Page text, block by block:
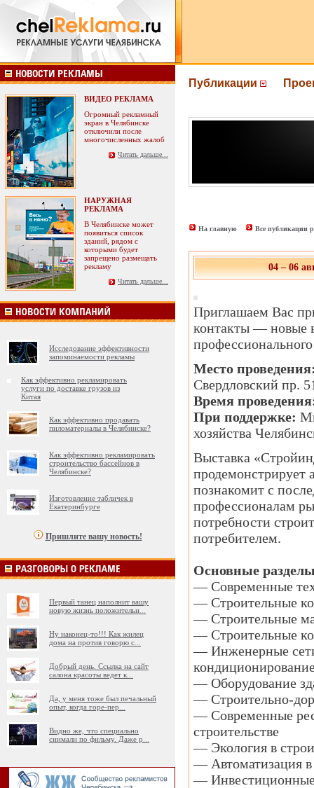
ВИДЕО РЕКЛАМА
Огромный рекламный
экран в Челябинске
отключили после
многочисленных жалоб
Читать дальше...
НАРУЖНАЯ
РЕКЛАМА
В Челябинске может
появиться список
зданий, рядом с
которыми будет
запрещено размещать
рекламу
Читать дальше...
Исследование эффективности
запоминаемости рекламы
Как эффективно рекламировать
услуги по доставке грузов из
Китая
Как эффективно продавать
пиломатериалы в Челябинске?
Как эффективно рекламировать
строительство бассейнов в
Челябинске?
Изготовление табличек в
Екатеринбурге
Пришлите вашу новость!
Первый танец наполнит вашу
новую жизнь положительн
Ну наконец-то!!! Как жилец
дома на против говорю с
Добрый день. Ссылка на сайт
салона красоты ведет к
Да, у меня тоже был печальный
опыт, когда горе-пер
Видно же, что специально
снимали по фильму. Даже р
Публикации
На главную Все публикации
04 – 06
Приглашаем Вас
контакты — новые
Место
Свердловский пр.
Время
При поддержке:
хозяйства
Выставка
продемонстрирует
познакомит с
профессионалам
потребности
потребителем.
Основные
— Современные
— Строительные
— Строительные
— Строительные
— Инженерные
— Оборудование
— Строительно-
— Современные
строительстве
— Экология в
— Автоматизация в
—